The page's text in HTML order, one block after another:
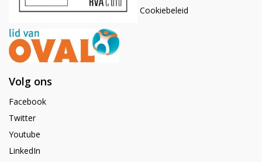
Cookiebeleid
Volg ons
Facebook
Twitter
Youtube
LinkedIn